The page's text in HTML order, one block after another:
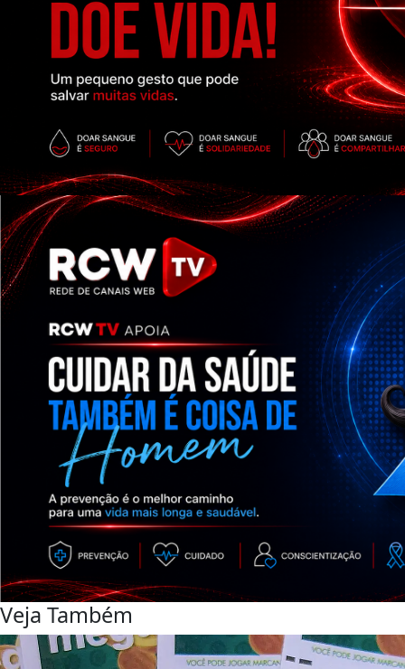
Veja Também